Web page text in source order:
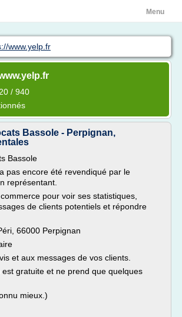
Menu
www.yelp.fr
/ 940
Bassole - Perpignan,
Bassole
pas encore été revendiqué par le
représentant.
pour voir ses statistiques,
de clients potentiels et répondre
66000 Perpignan
et aux messages de vos clients.
est gratuite et ne prend que quelques
mieux.)